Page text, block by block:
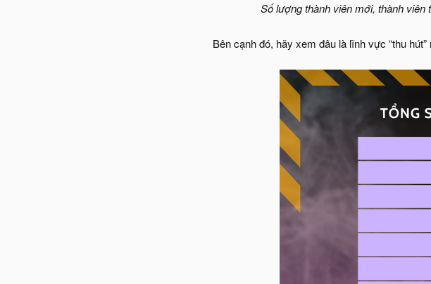
Số lượng thành viên mới, thành viên
Bên cạnh đó, hãy xem đâu là lĩnh vực “thu